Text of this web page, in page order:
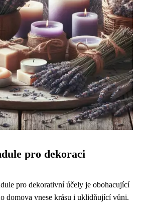
pro dekoraci
pro dekorativní účely je obohacující
domova vnese krásu i uklidňující vůni.